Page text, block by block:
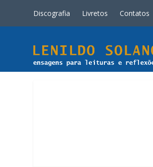
Discografia Livretos Contatos